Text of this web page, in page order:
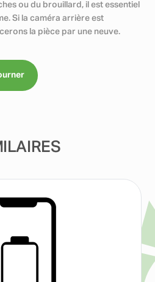
ou du brouillard, il est essentiel
Si la caméra arrière est
la pièce par une neuve.